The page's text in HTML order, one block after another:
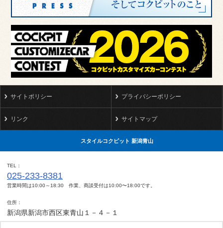
サイトポリシー プライバシーポリシー
リンク サイトマップ
スタイルコクピット 新潟青山
TEL
025-233-8381
営業時間は10:00～18:30 作業、商談受付は10:00〜18:00です。
住所
新潟県新潟市西区東青山１－４－１